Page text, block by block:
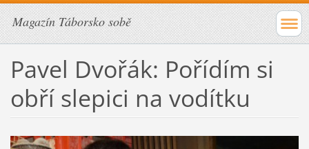
Magazín Táborsko sobě
Pavel Dvořák: Pořídím si
obří slepici na vodítku